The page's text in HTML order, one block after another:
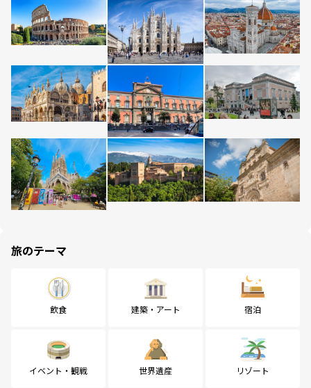
旅のテーマ
飲食 建築・アート 宿泊
イベント・観戦 世界遺産 リゾート